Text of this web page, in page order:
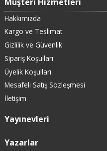
Hakkımızda
Kargo ve Teslimat
Gizlilik ve Güvenlik
Sipariş Koşulları
Üyelik Koşulları
Mesafeli Satış Sözleşmesi
İletişim
Yayınevleri
Yazarlar